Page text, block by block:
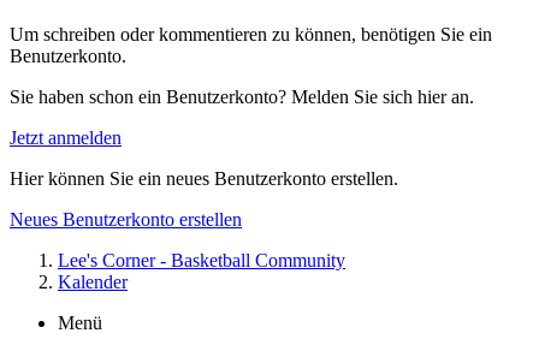
Um schreiben oder kommentieren zu können, benötigen Sie ein
Benutzerkonto.
Sie haben schon ein Benutzerkonto? Melden Sie sich hier an.
Jetzt anmelden
Hier können Sie ein neues Benutzerkonto erstellen.
Neues Benutzerkonto erstellen
Lee's Corner - Basketball Community
Kalender
Menü